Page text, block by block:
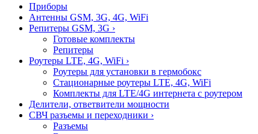
Приборы
Антенны GSM, 3G, 4G, WiFi
Репитеры GSM, 3G ›
Готовые комплекты
Репитеры
Роутеры LTE, 4G, WiFi ›
Роутеры для установки в гермобокс
Стационарные роутеры LTE, 4G, WiFi
Комплекты для LTE/4G интернета с роутером
Делители, ответвители мощности
СВЧ разъемы и переходники ›
Разъемы